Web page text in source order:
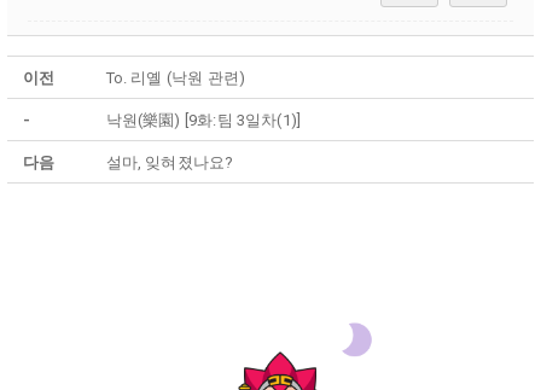
이전 To. 리옐 (낙원 관련)
- 낙원(樂園) [9화:팀 3일차(1)]
다음 설마, 잊혀졌나요?